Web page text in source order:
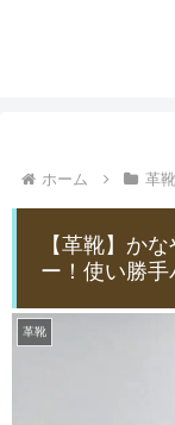
ホーム 革靴
【革靴】か
ー！使い勝手
革靴